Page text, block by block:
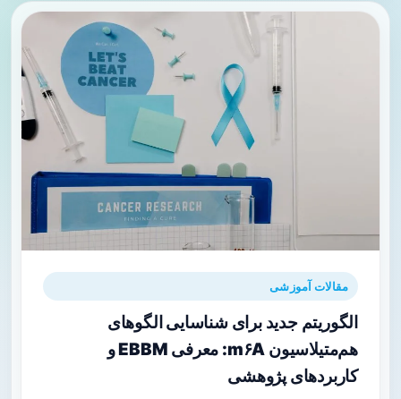
مقالات آموزشی
الگوریتم جدید برای شناسایی الگوهای
هم‌متیلاسیون m۶A: معرفی EBBM و
کاربردهای پژوهشی